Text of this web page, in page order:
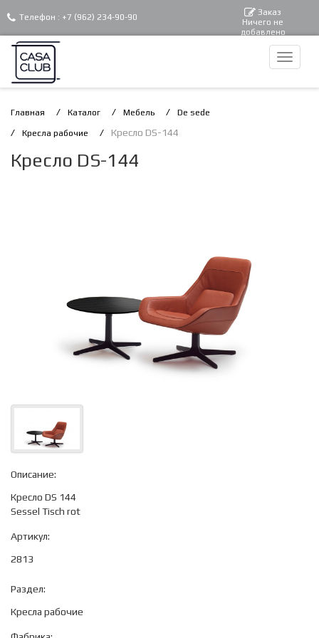
Телефон : +7 (962) 234-90-90 Заказ
Ничего не
добавлено
Главная Каталог Мебель De sede
Кресла рабочие Кресло DS-144
Кресло DS-144
Описание:
Кресло DS 144
Sessel Tisch rot
Артикул:
2813
Раздел:
Кресла рабочие